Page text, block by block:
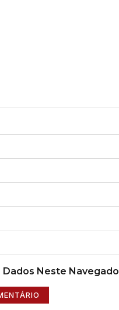
Dados Neste